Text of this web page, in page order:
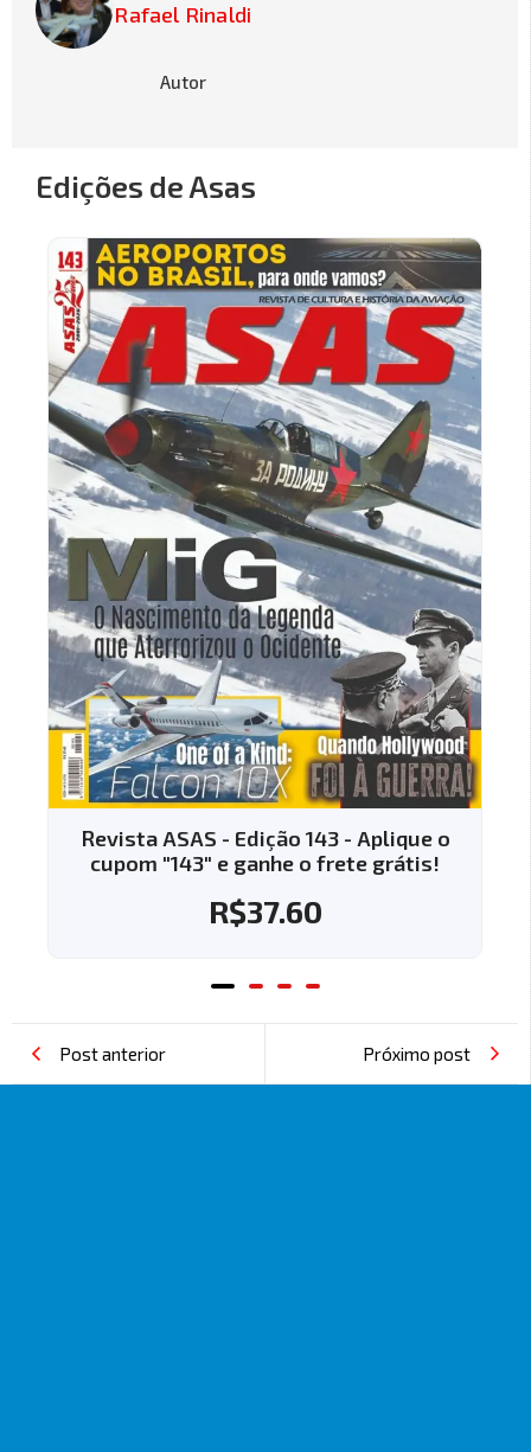
Rafael Rinaldi
Autor
Edições de Asas
Revista ASAS - Edição 143 - Aplique o
cupom "143" e ganhe o frete grátis!
R$37.60
Post anterior Próximo post